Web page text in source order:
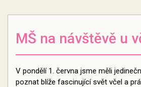
MŠ na návštěvě u
V pondělí 1. června jsme měli
poznat blíže fascinující svět včel a